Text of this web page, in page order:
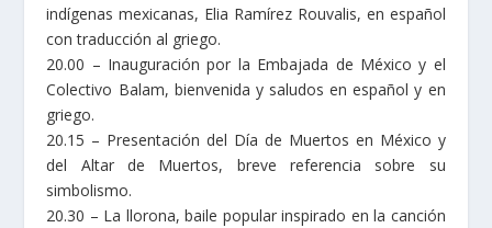
indígenas mexicanas, Elia Ramírez Rouvalis, en español
con traducción al griego.
20.00 – Inauguración por la Embajada de México y el
Colectivo Balam, bienvenida y saludos en español y en
griego.
20.15 – Presentación del Día de Muertos en México y
del Altar de Muertos, breve referencia sobre su
simbolismo.
20.30 – La llorona, baile popular inspirado en la canción